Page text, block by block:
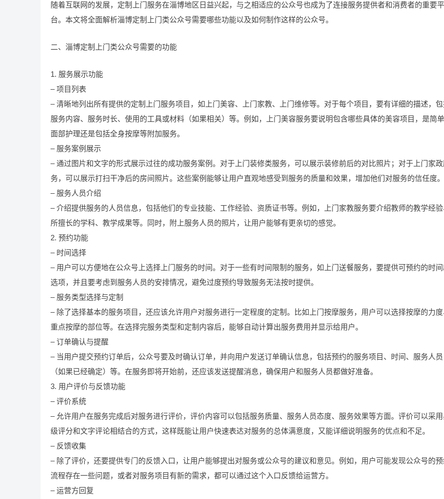
随着互联网的发展，定制上门服务在淄博地区日益兴起，与之相适应的公众号也成为了连接服务提供者和消费者的重要平
台。本文将全面解析淄博定制上门类公众号需要哪些功能以及如何制作这样的公众号。
二、淄博定制上门类公众号需要的功能
1. 服务展示功能
– 项目列表
– 清晰地列出所有提供的定制上门服务项目，如上门美容、上门家教、上门维修等。对于每个项目，要有详细的描述，
服务内容、服务时长、使用的工具或材料（如果相关）等。例如，上门美容服务要说明包含哪些具体的美容项目，是简
面部护理还是包括全身按摩等附加服务。
– 服务案例展示
– 通过图片和文字的形式展示过往的成功服务案例。对于上门装修类服务，可以展示装修前后的对比照片；对于上门家政
务，可以展示打扫干净后的房间照片。这些案例能够让用户直观地感受到服务的质量和效果，增加他们对服务的信任度。
– 服务人员介绍
– 介绍提供服务的人员信息，包括他们的专业技能、工作经验、资质证书等。例如，上门家教服务要介绍教师的教学经验
所擅长的学科、教学成果等。同时，附上服务人员的照片，让用户能够有更亲切的感觉。
2. 预约功能
– 时间选择
– 用户可以方便地在公众号上选择上门服务的时间。对于一些有时间限制的服务，如上门送餐服务，要提供可预约的时
选项，并且要考虑到服务人员的安排情况，避免过度预约导致服务无法按时提供。
– 服务类型选择与定制
– 除了选择基本的服务项目，还应该允许用户对服务进行一定程度的定制。比如上门按摩服务，用户可以选择按摩的力度
重点按摩的部位等。在选择完服务类型和定制内容后，能够自动计算出服务费用并显示给用户。
– 订单确认与提醒
– 当用户提交预约订单后，公众号要及时确认订单，并向用户发送订单确认信息，包括预约的服务项目、时间、服务人员
（如果已经确定）等。在服务即将开始前，还应该发送提醒消息，确保用户和服务人员都做好准备。
3. 用户评价与反馈功能
– 评价系统
– 允许用户在服务完成后对服务进行评价，评价内容可以包括服务质量、服务人员态度、服务效果等方面。评价可以采用
级评分和文字评论相结合的方式，这样既能让用户快速表达对服务的总体满意度，又能详细说明服务的优点和不足。
– 反馈收集
– 除了评价，还要提供专门的反馈入口，让用户能够提出对服务或公众号的建议和意见。例如，用户可能发现公众号的预
流程存在一些问题，或者对服务项目有新的需求，都可以通过这个入口反馈给运营方。
– 运营方回复